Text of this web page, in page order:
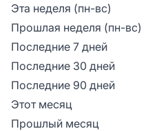
Эта неделя (пн-вс)
Прошлая неделя (пн-вс)
Последние 7 дней
Последние 30 дней
Последние 90 дней
Этот месяц
Прошлый месяц